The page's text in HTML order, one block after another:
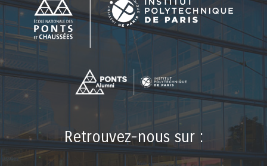
Retrouvez-nous sur :